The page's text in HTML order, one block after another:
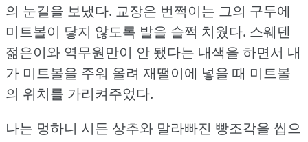
의 눈길을 보냈다. 교장은 번쩍이는 그의 구두에
미트볼이 닿지 않도록 발을 슬쩍 치웠다. 스웨덴
젊은이와 역무원만이 안 됐다는 내색을 하면서 내
가 미트볼을 주워 올려 재떨이에 넣을 때 미트볼
의 위치를 가리켜주었다.
나는 멍하니 시든 상추와 말라빠진 빵조각을 씹으